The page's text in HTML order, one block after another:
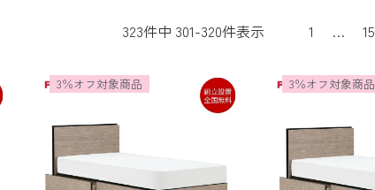
323件中 301-320件表示 1 … 15
3％オフ対象商品 3％オフ対象商品